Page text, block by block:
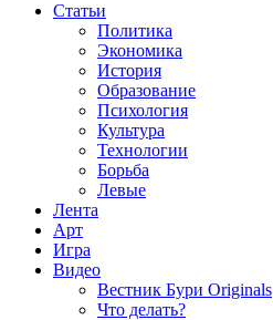
Статьи
Политика
Экономика
История
Образование
Психология
Культура
Технологии
Борьба
Левые
Лента
Арт
Игра
Видео
Вестник Бури Originals
Что делать?